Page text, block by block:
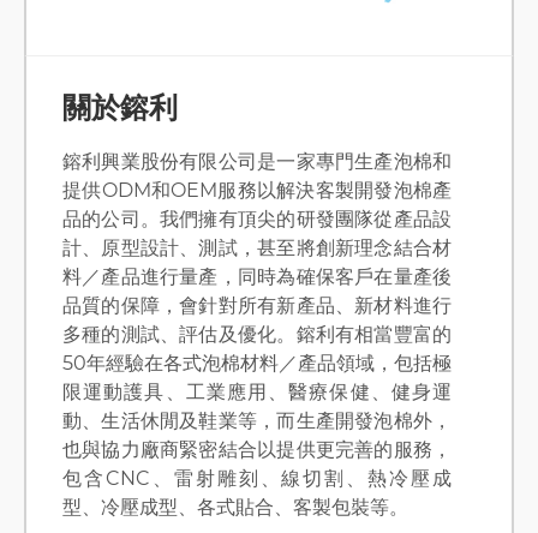
關於鎔利
鎔利興業股份有限公司是一家專門生產泡棉和
提供ODM和OEM服務以解決客製開發泡棉產
品的公司。我們擁有頂尖的研發團隊從產品設
計、原型設計、測試，甚至將創新理念結合材
料／產品進行量產，同時為確保客戶在量產後
品質的保障，會針對所有新產品、新材料進行
多種的測試、評估及優化。鎔利有相當豐富的
50年經驗在各式泡棉材料／產品領域，包括極
限運動護具、工業應用、醫療保健、健身運
動、生活休閒及鞋業等，而生產開發泡棉外，
也與協力廠商緊密結合以提供更完善的服務，
包含CNC、雷射雕刻、線切割、熱冷壓成
型、冷壓成型、各式貼合、客製包裝等。